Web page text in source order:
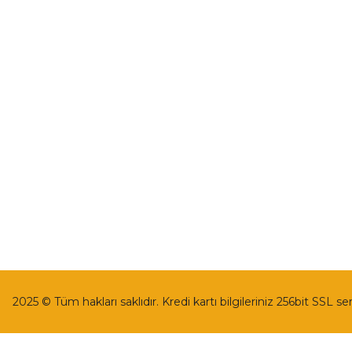
2025 © Tüm hakları saklıdır. Kredi kartı bilgileriniz 256bit SSL